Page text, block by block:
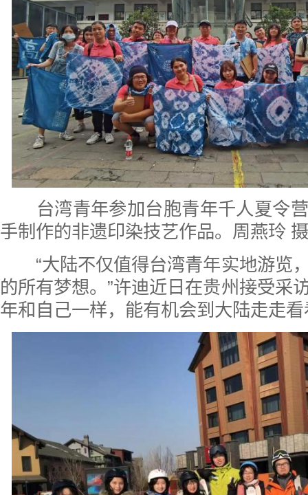
台湾青年参加台胞青年千人夏令营
手制作的非遗印染技艺作品。周燕玲 摄
“大陆不仅值得台湾青年实地游览
的所有梦想。”许迪近日在贵州接受采
年和自己一样，能有机会到大陆走走